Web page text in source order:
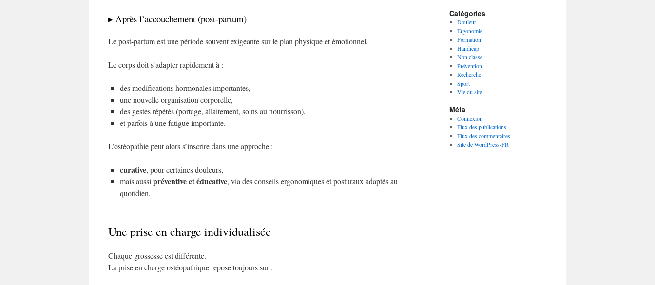
▸ Après l’accouchement (post-partum)
Le post-partum est une période souvent exigeante sur le plan physique et émotionnel.
Le corps doit s’adapter rapidement à :
des modifications hormonales importantes,
une nouvelle organisation corporelle,
des gestes répétés (portage, allaitement, soins au nourrisson),
et parfois à une fatigue importante.
L’ostéopathie peut alors s’inscrire dans une approche :
curative, pour certaines douleurs,
mais aussi préventive et éducative, via des conseils ergonomiques et posturaux adaptés au
quotidien.
Une prise en charge individualisée
Chaque grossesse est différente.
La prise en charge ostéopathique repose toujours sur :
Catégories
Douleur
Ergonomie
Formation
Handicap
Non classé
Prévention
Recherche
Sport
Vie du site
Méta
Connexion
Flux des publications
Flux des commentaires
Site de WordPress-FR